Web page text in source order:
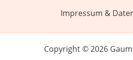
Impressum &
Copyright © 2026